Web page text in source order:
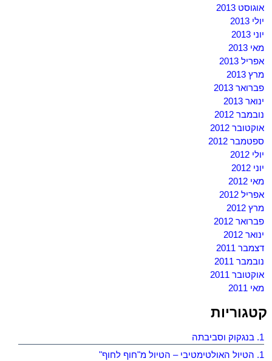
אוגוסט 2013
יולי 2013
יוני 2013
מאי 2013
אפריל 2013
מרץ 2013
פברואר 2013
ינואר 2013
נובמבר 2012
אוקטובר 2012
ספטמבר 2012
יולי 2012
יוני 2012
מאי 2012
אפריל 2012
מרץ 2012
פברואר 2012
ינואר 2012
דצמבר 2011
נובמבר 2011
אוקטובר 2011
מאי 2011
קטגוריות
1. בנגקוק וסביבתה
1. הטיול האולטימטיבי – הטיול מ"חוף לחוף"